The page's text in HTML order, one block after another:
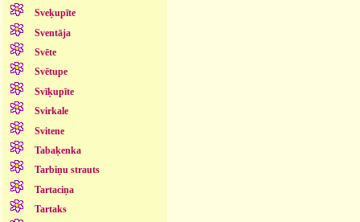
Sveķupīte
Sventāja
Svēte
Svētupe
Svīķupīte
Svirkale
Svitene
Tabaķenka
Tarbiņu strauts
Tartaciņa
Tartaks